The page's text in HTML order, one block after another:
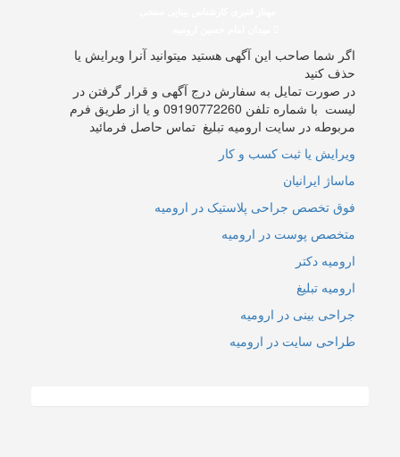
اگر شما صاحب این آگهی هستید میتوانید آنرا ویرایش یا
حذف کنید
در صورت تمایل به سفارش درج آگهی و قرار گرفتن در
لیست با شماره تلفن 09190772260 و یا از طریق فرم
مربوطه در سایت ارومیه تبلیغ تماس حاصل فرمائید
ویرایش یا ثبت کسب و کار
ماساژ ایرانیان
فوق تخصص جراحی پلاستیک در ارومیه
متخصص پوست در ارومیه
ارومیه دکتر
ارومیه تبلیغ
جراحی بینی در ارومیه
طراحی سایت در ارومیه